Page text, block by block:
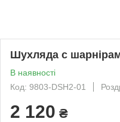
Шухляда с
В наявності
Код: 9803-DSH2-01
2 120 ₴